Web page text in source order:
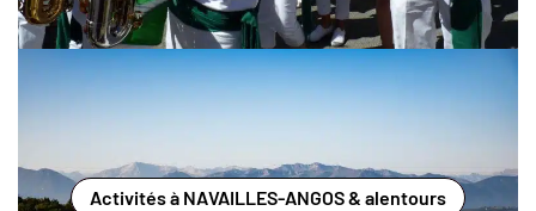
Activités à NAVAILLES-ANGOS & alentours